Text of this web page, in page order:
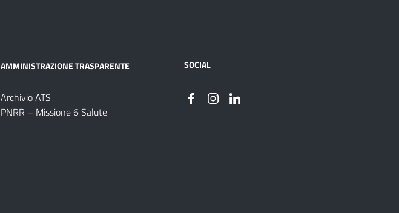
AMMINISTRAZIONE TRASPARENTE
Archivio ATS
PNRR – Missione 6 Salute
SOCIAL